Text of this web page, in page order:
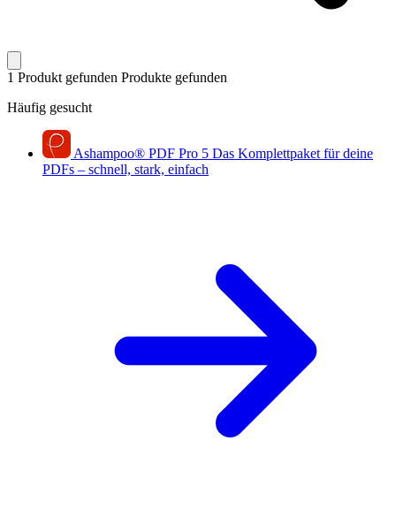
1 Produkt gefunden Produkte gefunden
Häufig gesucht
Ashampoo® PDF Pro 5 Das Komplettpaket für deine
PDFs – schnell, stark, einfach